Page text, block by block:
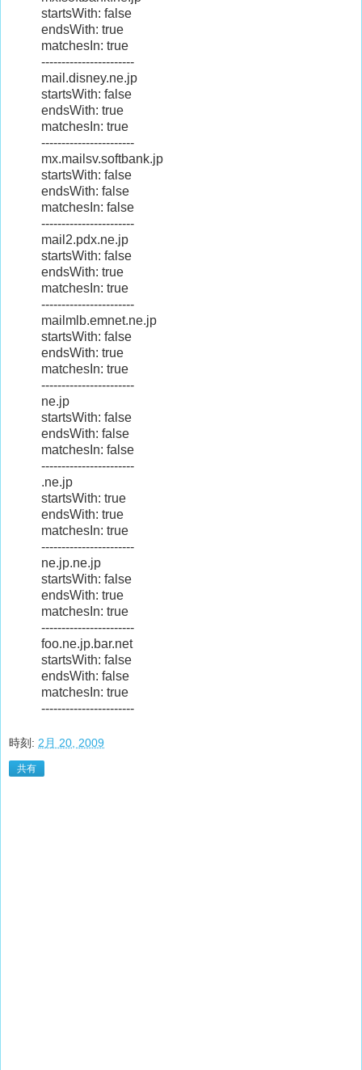
startsWith: false
endsWith: true
matchesIn: true
-----------------------
mail.disney.ne.jp
startsWith: false
endsWith: true
matchesIn: true
-----------------------
mx.mailsv.softbank.jp
startsWith: false
endsWith: false
matchesIn: false
-----------------------
mail2.pdx.ne.jp
startsWith: false
endsWith: true
matchesIn: true
-----------------------
mailmlb.emnet.ne.jp
startsWith: false
endsWith: true
matchesIn: true
-----------------------
ne.jp
startsWith: false
endsWith: false
matchesIn: false
-----------------------
.ne.jp
startsWith: true
endsWith: true
matchesIn: true
-----------------------
ne.jp.ne.jp
startsWith: false
endsWith: true
matchesIn: true
-----------------------
foo.ne.jp.bar.net
startsWith: false
endsWith: false
matchesIn: true
-----------------------
時刻: 2月 20, 2009
共有